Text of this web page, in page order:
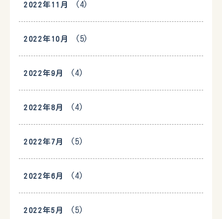
2022年11月 (4)
2022年10月 (5)
2022年9月 (4)
2022年8月 (4)
2022年7月 (5)
2022年6月 (4)
2022年5月 (5)